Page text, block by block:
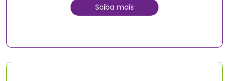
Saiba mais